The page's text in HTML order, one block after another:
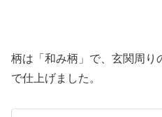
柄は「和み柄」で、玄関周り
で仕上げました。